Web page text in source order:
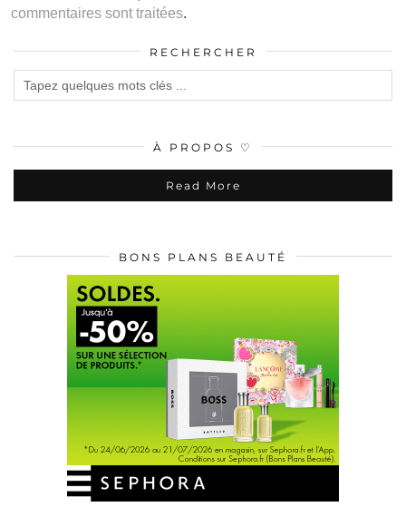
commentaires sont traitées.
RECHERCHER
À PROPOS ♡
Read More
BONS PLANS BEAUTÉ